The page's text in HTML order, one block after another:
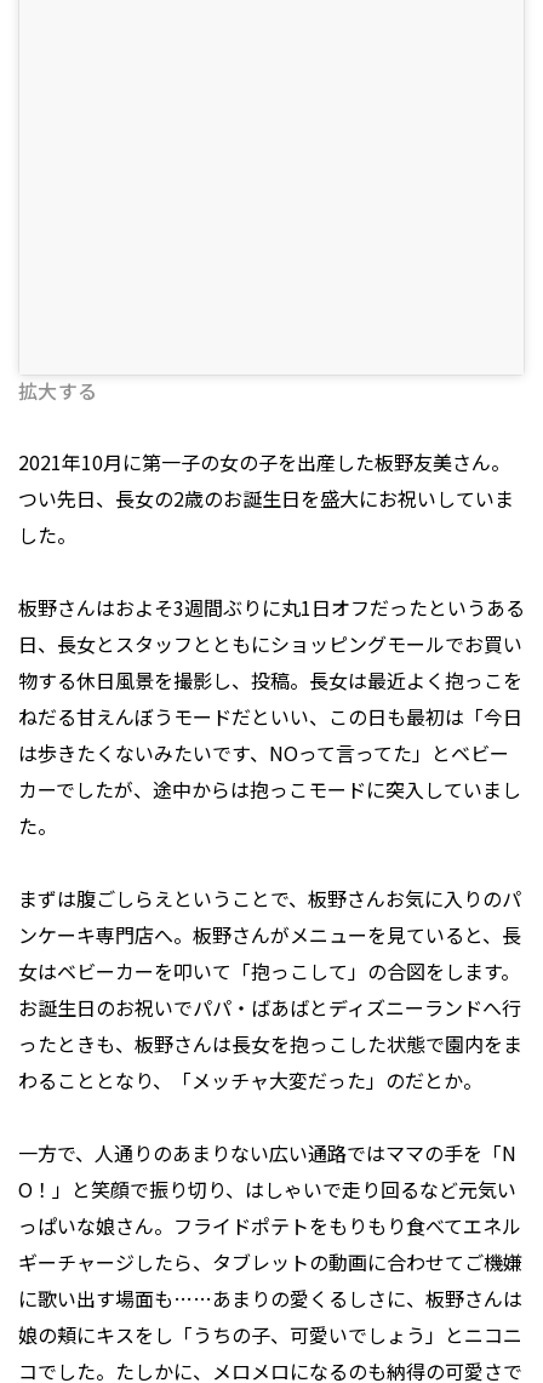
拡大する
2021年10月に第一子の女の子を出産した板野友美さん。
つい先日、長女の2歳のお誕生日を盛大にお祝いしていま
した。
板野さんはおよそ3週間ぶりに丸1日オフだったというある
日、長女とスタッフとともにショッピングモールでお買い
物する休日風景を撮影し、投稿。長女は最近よく抱っこを
ねだる甘えんぼうモードだといい、この日も最初は「今日
は歩きたくないみたいです、NOって言ってた」とベビー
カーでしたが、途中からは抱っこモードに突入していまし
た。
まずは腹ごしらえということで、板野さんお気に入りのパ
ンケーキ専門店へ。板野さんがメニューを見ていると、長
女はベビーカーを叩いて「抱っこして」の合図をします。
お誕生日のお祝いでパパ・ばあばとディズニーランドへ行
ったときも、板野さんは長女を抱っこした状態で園内をま
わることとなり、「メッチャ大変だった」のだとか。
一方で、人通りのあまりない広い通路ではママの手を「N
O！」と笑顔で振り切り、はしゃいで走り回るなど元気い
っぱいな娘さん。フライドポテトをもりもり食べてエネル
ギーチャージしたら、タブレットの動画に合わせてご機嫌
に歌い出す場面も……あまりの愛くるしさに、板野さんは
娘の頬にキスをし「うちの子、可愛いでしょう」とニコニ
コでした。たしかに、メロメロになるのも納得の可愛さで